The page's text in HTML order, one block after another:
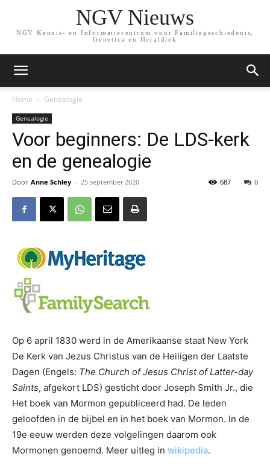
NGV Nieuws
NGV Kennis- en Informatiecentrum voor Familiegeschiedenis,
Genetica en Heraldiek
Home Genealogie
Genealogie
Voor beginners: De LDS-kerk
en de genealogie
Door Anne Schley - 25 september 2020 0
687
Op 6 april 1830 werd in de Amerikaanse staat New York
De Kerk van Jezus Christus van de Heiligen der Laatste
Dagen (Engels: The Church of Jesus Christ of Latter-day
Saints, afgekort LDS) gesticht door Joseph Smith Jr., die
Het boek van Mormon gepubliceerd had. De leden
geloofden in de bijbel en in het boek van Mormon. In de
19e eeuw werden deze volgelingen daarom ook
Mormonen genoemd. Meer uitleg in wikipedia.